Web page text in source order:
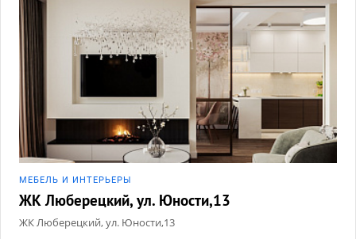
МЕБЕЛЬ И ИНТЕРЬЕРЫ
ЖК Люберецкий, ул. Юности,13
ЖК Люберецкий, ул. Юности,13